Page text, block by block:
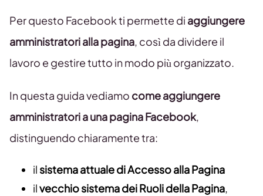
Per questo Facebook ti permette di aggiungere
amministratori alla pagina, così da dividere il
lavoro e gestire tutto in modo più organizzato.
In questa guida vediamo come aggiungere
amministratori a una pagina Facebook,
distinguendo chiaramente tra:
ilsistema attuale di Accesso alla Pagina
ilvecchio sistema dei Ruoli della Pagina,